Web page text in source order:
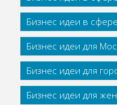
Бизнес идеи в
Бизнес идеи для
Бизнес идеи для
Бизнес идеи для